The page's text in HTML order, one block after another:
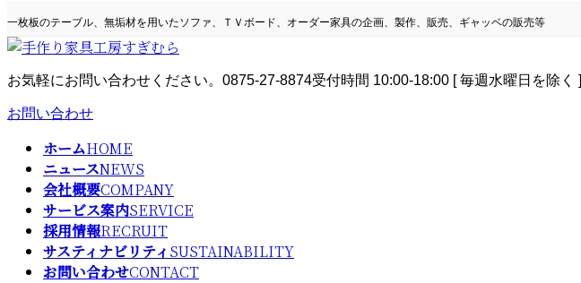
ン
テ
ツ
ス
ビ
ゲ
シ
ン
一枚板のテーブル、無垢材を用いたソファ、ＴＶボード、オーダー家具の企画、製作、販売、ギャッベの販売等
お気軽にお問い合わせください。 0875-27-8874受付時間 10:00-18:00 [ 毎週水曜日を除く ]
お問い合わせ
ホームHOME
ニュースNEWS
会社概要COMPANY
サービス案内SERVICE
採用情報RECRUIT
サスティナビリティ SUSTAINABILITY
お問い合わせCONTACT